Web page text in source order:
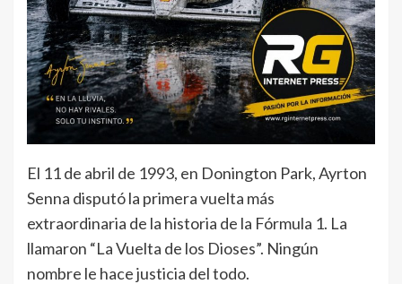
El 11 de abril de 1993, en Donington Park, Ayrton
Senna disputó la primera vuelta más
extraordinaria de la historia de la Fórmula 1. La
llamaron “La Vuelta de los Dioses”. Ningún
nombre le hace justicia del todo.